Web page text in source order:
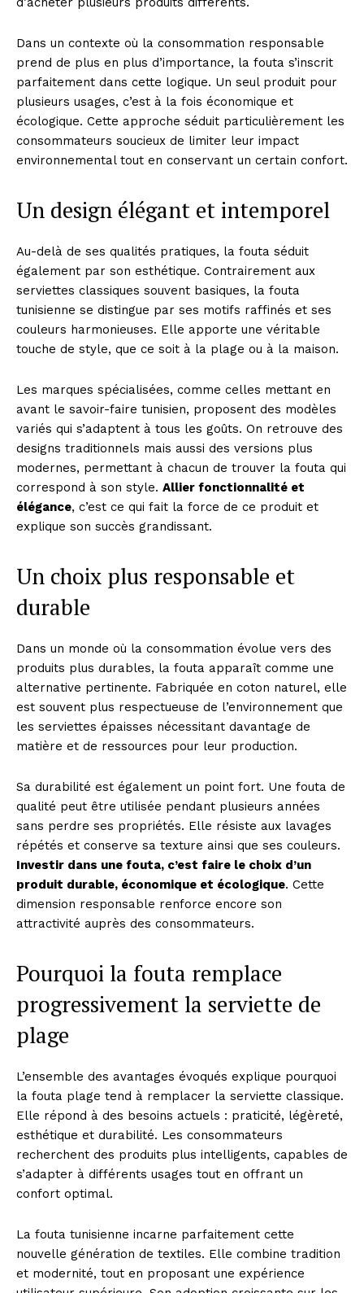
Dans un contexte où la consommation responsable
prend de plus en plus d’importance, la fouta s’inscrit
parfaitement dans cette logique. Un seul produit pour
plusieurs usages, c’est à la fois économique et
écologique. Cette approche séduit particulièrement les
consommateurs soucieux de limiter leur impact
environnemental tout en conservant un certain confort.
Un design élégant et intemporel
Au-delà de ses qualités pratiques, la fouta séduit
également par son esthétique. Contrairement aux
serviettes classiques souvent basiques, la fouta
tunisienne se distingue par ses motifs raffinés et ses
couleurs harmonieuses. Elle apporte une véritable
touche de style, que ce soit à la plage ou à la maison.
Les marques spécialisées, comme celles mettant en
avant le savoir-faire tunisien, proposent des modèles
variés qui s’adaptent à tous les goûts. On retrouve des
designs traditionnels mais aussi des versions plus
modernes, permettant à chacun de trouver la fouta qui
correspond à son style. Allier fonctionnalité et
élégance, c’est ce qui fait la force de ce produit et
explique son succès grandissant.
Un choix plus responsable et
durable
Dans un monde où la consommation évolue vers des
produits plus durables, la fouta apparaît comme une
alternative pertinente. Fabriquée en coton naturel, elle
est souvent plus respectueuse de l’environnement que
les serviettes épaisses nécessitant davantage de
matière et de ressources pour leur production.
Sa durabilité est également un point fort. Une fouta de
qualité peut être utilisée pendant plusieurs années
sans perdre ses propriétés. Elle résiste aux lavages
répétés et conserve sa texture ainsi que ses couleurs.
Investir dans une fouta, c’est faire le choix d’un
produit durable, économique et écologique. Cette
dimension responsable renforce encore son
attractivité auprès des consommateurs.
Pourquoi la fouta remplace
progressivement la serviette de
plage
L’ensemble des avantages évoqués explique pourquoi
la fouta plage tend à remplacer la serviette classique.
Elle répond à des besoins actuels : praticité, légèreté,
esthétique et durabilité. Les consommateurs
recherchent des produits plus intelligents, capables de
s’adapter à différents usages tout en offrant un
confort optimal.
La fouta tunisienne incarne parfaitement cette
nouvelle génération de textiles. Elle combine tradition
et modernité, tout en proposant une expérience